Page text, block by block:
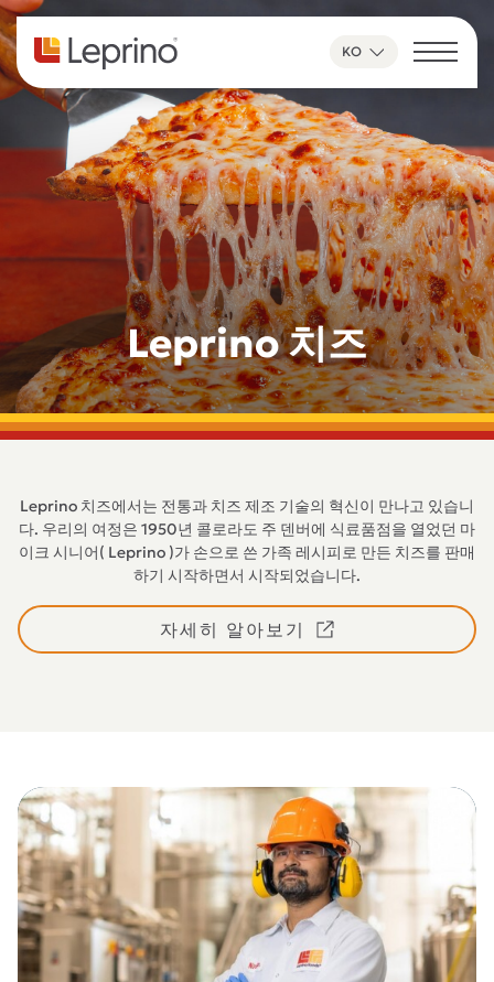
콘텐츠로 건너뛰기
KO
Leprino 치즈
Leprino 치즈에서는 전통과 치즈 제조 기술의 혁신이 만나고 있습니
다. 우리의 여정은 1950년 콜로라도 주 덴버에 식료품점을 열었던 마
이크 시니어( Leprino )가 손으로 쓴 가족 레시피로 만든 치즈를 판매
하기 시작하면서 시작되었습니다.
자세히 알아보기